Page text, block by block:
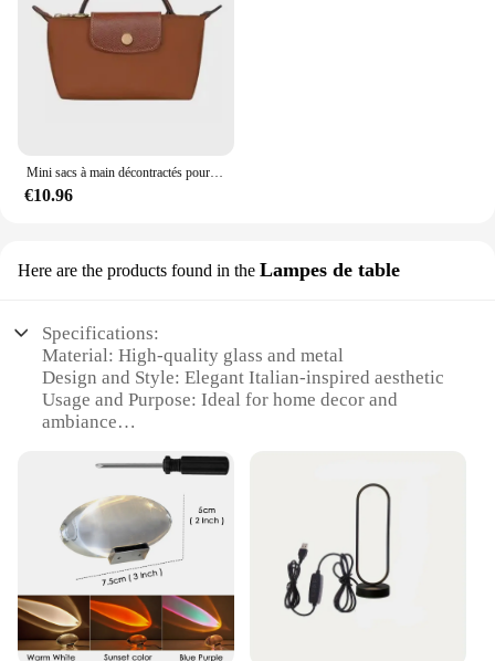
Mini sacs à main décontractés pour femmes, sacs à main polyvalents, sacs à main de créateurs, niche de mode, printemps, automne, nouveau, Y2K
€10.96
Here are the products found in the Lampes de table
Specifications:
Material: High-quality glass and metal
Design and Style: Elegant Italian-inspired aesthetic
Usage and Purpose: Ideal for home decor and
ambiance
lighting
Parts and Accessories: Includes lamp shades and
base
Typical Adaptive Scenario: Suitable for various
settings, from living rooms to offices
Features:
**Elegant Craftsmanship and Design**
The alibaba in italian Lampes de table are a